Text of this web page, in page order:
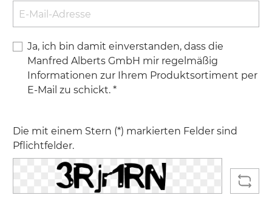
Ja, ich bin damit einverstanden, dass die
Manfred Alberts GmbH mir regelmäßig
Informationen zur Ihrem Produktsortiment per
E-Mail zu schickt. *
Die mit einem Stern (*) markierten Felder sind
Pflichtfelder.